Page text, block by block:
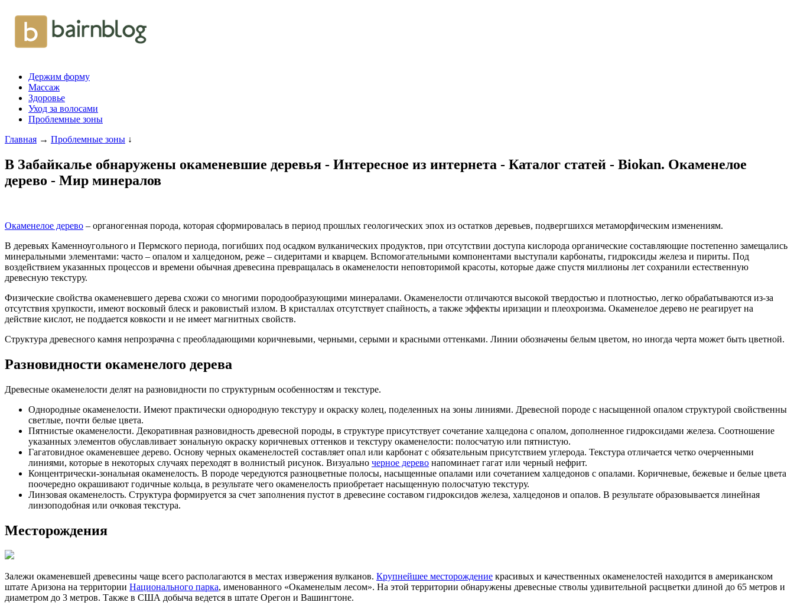
Держим форму
Массаж
Здоровье
Уход за волосами
Проблемные зоны
Главная → Проблемные зоны ↓
В Забайкалье обнаружены окаменевшие деревья - Интересное из интернета - Каталог статей - Biokan. Окаменелое
дерево - Мир минералов
Окаменелое дерево – органогенная порода, которая сформировалась в период прошлых геологических эпох из остатков деревьев, подвергшихся метаморфическим изменениям.
В деревьях Каменноугольного и Пермского периода, погибших под осадком вулканических продуктов, при отсутствии доступа кислорода органические составляющие постепенно замещались
минеральными элементами: часто – опалом и халцедоном, реже – сидеритами и кварцем. Вспомогательными компонентами выступали карбонаты, гидроксиды железа и пириты. Под
воздействием указанных процессов и времени обычная древесина превращалась в окаменелости неповторимой красоты, которые даже спустя миллионы лет сохранили естественную
древесную текстуру.
Физические свойства окаменевшего дерева схожи со многими породообразующими минералами. Окаменелости отличаются высокой твердостью и плотностью, легко обрабатываются из-за
отсутствия хрупкости, имеют восковый блеск и раковистый излом. В кристаллах отсутствует спайность, а также эффекты иризации и плеохроизма. Окаменелое дерево не реагирует на
действие кислот, не поддается ковкости и не имеет магнитных свойств.
Структура древесного камня непрозрачна с преобладающими коричневыми, черными, серыми и красными оттенками. Линии обозначены белым цветом, но иногда черта может быть цветной.
Разновидности окаменелого дерева
Древесные окаменелости делят на разновидности по структурным особенностям и текстуре.
Однородные окаменелости. Имеют практически однородную текстуру и окраску колец, поделенных на зоны линиями. Древесной породе с насыщенной опалом структурой свойственны
светлые, почти белые цвета.
Пятнистые окаменелости. Декоративная разновидность древесной породы, в структуре присутствует сочетание халцедона с опалом, дополненное гидроксидами железа. Соотношение
указанных элементов обуславливает зональную окраску коричневых оттенков и текстуру окаменелости: полосчатую или пятнистую.
Гагатовидное окаменевшее дерево. Основу черных окаменелостей составляет опал или карбонат с обязательным присутствием углерода. Текстура отличается четко очерченными
линиями, которые в некоторых случаях переходят в волнистый рисунок. Визуально черное дерево напоминает гагат или черный нефрит.
Концентрически-зональная окаменелость. В породе чередуются разноцветные полосы, насыщенные опалами или сочетанием халцедонов с опалами. Коричневые, бежевые и белые цвета
поочередно окрашивают годичные кольца, в результате чего окаменелость приобретает насыщенную полосчатую текстуру.
Линзовая окаменелость. Структура формируется за счет заполнения пустот в древесине составом гидроксидов железа, халцедонов и опалов. В результате образовывается линейная
линзоподобная или очковая текстура.
Месторождения
Залежи окаменевшей древесины чаще всего располагаются в местах извержения вулканов. Крупнейшее месторождение красивых и качественных окаменелостей находится в американском
штате Аризона на территории Национального парка, именованного «Окаменелым лесом». На этой территории обнаружены древесные стволы удивительной расцветки длиной до 65 метров и
диаметром до 3 метров. Также в США добыча ведется в штате Орегон и Вашингтоне.